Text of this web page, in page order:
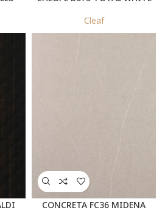
Cleaf
CONCRETA FC36 MIDENA